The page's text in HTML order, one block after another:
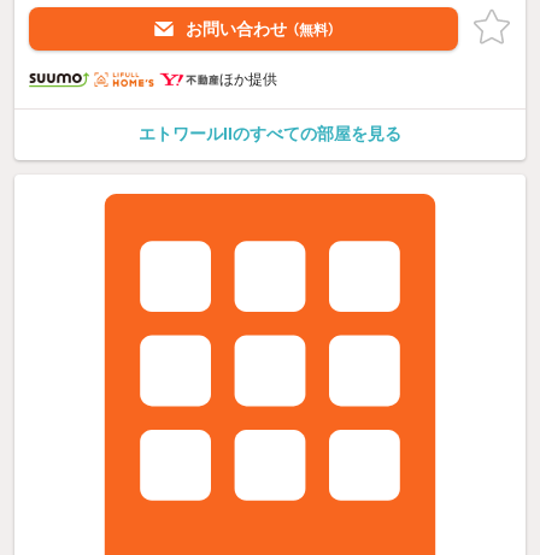
お問い合わせ （無料）
ほか提供
エトワールIIのすべての部屋を見る